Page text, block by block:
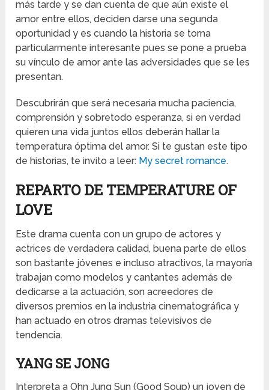
más tarde y se dan cuenta de que aún existe el
amor entre ellos, deciden darse una segunda
oportunidad y es cuando la historia se torna
particularmente interesante pues se pone a prueba
su vínculo de amor ante las adversidades que se les
presentan.
Descubrirán que será necesaria mucha paciencia,
comprensión y sobretodo esperanza, si en verdad
quieren una vida juntos ellos deberán hallar la
temperatura óptima del amor. Si te gustan este tipo
de historias, te invito a leer: My secret romance.
REPARTO DE TEMPERATURE OF
LOVE
Este drama cuenta con un grupo de actores y
actrices de verdadera calidad, buena parte de ellos
son bastante jóvenes e incluso atractivos, la mayoría
trabajan como modelos y cantantes además de
dedicarse a la actuación, son acreedores de
diversos premios en la industria cinematográfica y
han actuado en otros dramas televisivos de
tendencia.
YANG SE JONG
Interpreta a Ohn Jung Sun (Good Soup) un joven de